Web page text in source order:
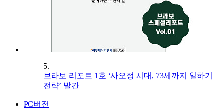
5.
브라보 리포트 1호 ‘사오정 시대, 73세까지 일하기
전략’ 발간
PC버전